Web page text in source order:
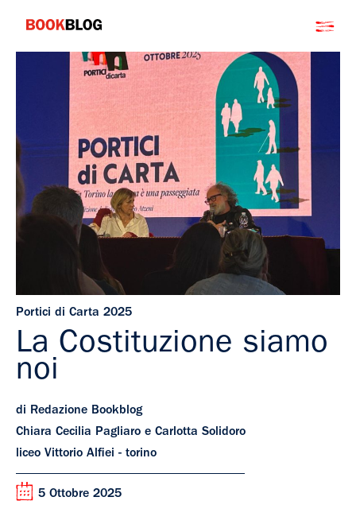
contenuto
Bookblog
Portici di Carta 2025
La Costituzione siamo
noi
di Redazione Bookblog
Chiara Cecilia Pagliaro e Carlotta Solidoro
liceo Vittorio Alfiei - torino
5 Ottobre 2025